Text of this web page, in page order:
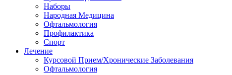
Наборы
Народная Медицина
Офтальмология
Профилактика
Спорт
Лечение
Курсовой Прием/Хронические Заболевания
Офтальмология